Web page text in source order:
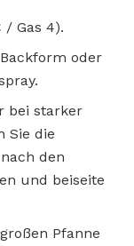
/ Gas 4).
oder
bei starker
Sie die
den
und beiseite
Pfanne